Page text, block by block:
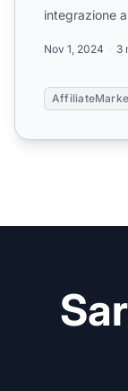
integrazione
Nov 1, 2024 3